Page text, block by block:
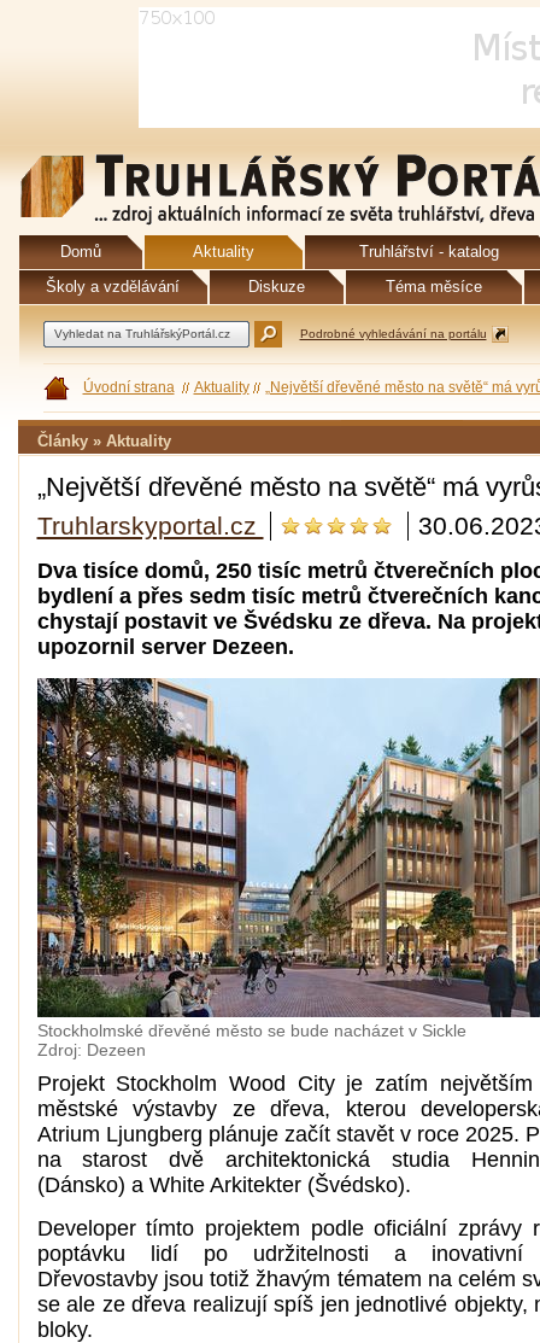
Domů Aktuality
Truhlářství - katalog
Školy a vzdělávání
Diskuze Téma měsíce
Podrobné vyhledávání na portálu
Úvodní strana Aktuality „Největší dřevěné město na světě“ má
Články » Aktuality
„Největší dřevěné město na světě“ má
Truhlarskyportal.cz
Dva tisíce domů, 250 tisíc metrů čtverečních
bydlení a přes sedm tisíc metrů čtverečních
chystají postavit ve Švédsku ze dřeva. Na
upozornil server Dezeen.
Stockholmské dřevěné město se bude nacházet v Sickle
Zdroj: Dezeen
Projekt Stockholm Wood Cityje zatím největším
městské výstavby ze dřeva, kterou
Atrium Ljungberg plánuje začít stavět v roce 2025.
na starost dvě architektonická studia
(Dánsko) a White Arkitekter (Švédsko).
Developer tímto projektem podle oficiální zprávy
poptávku lidí po udržitelnosti a inovativní
Dřevostavby jsou totiž žhavým tématem na celém
se ale ze dřeva realizují spíš jen jednotlivé objekty,
bloky.